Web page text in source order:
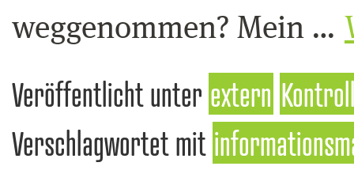
weggenommen? Mein …
Veröffentlicht unter extern
Verschlagwortet mit